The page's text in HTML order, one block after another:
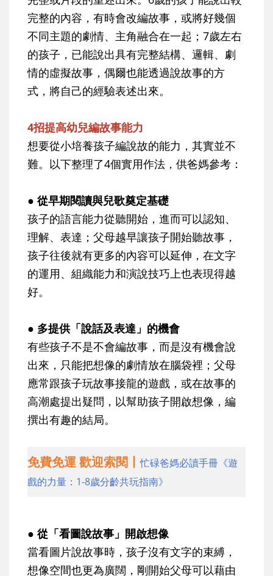
完整的內容，有時會改編故事，或將好幾個
不同主題的劇情、主角融合在一起；7歲左右
的孩子，已能說出具有完整結構、邏輯、劇
情的虛擬故事，偶爾也能透過說故事的方
式，將自己的經驗表述出來。
4招提高幼兒編故事能力
想要從小培養孩子編說故的能力，其實並不
難。以下整理了4個實用作法，供爸媽參考：
● 從早期閱讀與兒歌奠定基礎
孩子的語言能力從聽開始，進而可以認知、
理解、表達；父母越早讓孩子開始聽故事，
孩子往後就有更多的內容可以延伸，在文字
的運用、組織能力和演說技巧上也表現得越
好。
● 多提供「說話及表達」的機會
有些孩子不是不會編故事，而是沒有機會說
出來，只能把想像的劇情放在腦袋裡；父母
應常跟孩子玩故事接龍的遊戲，或在故事的
高潮處提出疑問，以幫助孩子開啟想像，編
撰出有趣的結局。
免費免運 歡迎索閱丨忙碌爸媽必讀手冊《遊
戲的力量：1-8歲分齡共玩指南》
● 從「看圖說故事」開啟想像
當看圖片說故事時，孩子沒有文字的束縛，
想像空間也更為廣闊，剛開始父母可以藉由